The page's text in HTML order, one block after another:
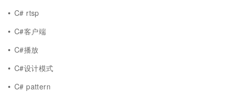
C# rtsp
C#客户端
C#播放
C#设计模式
C# pattern